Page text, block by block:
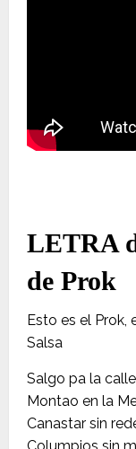
LETRA
de Prok
Esto es el Prok,
Salsa
Salgo pa la
Montao en la
Canastar sin